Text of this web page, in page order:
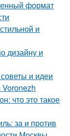
формат
и
дизайну и
и идеи
что это такое
за и против